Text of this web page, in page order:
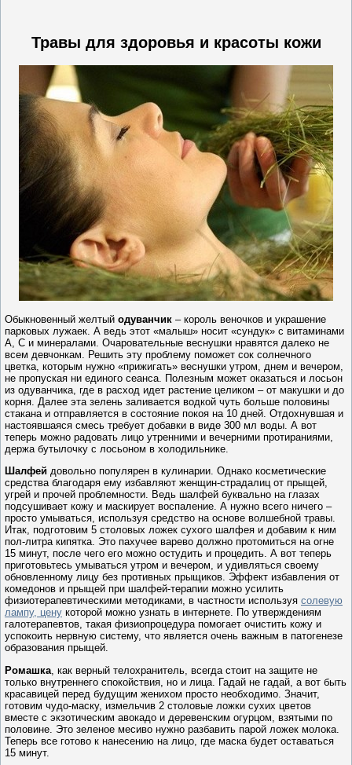
Травы для здоровья и красоты кожи
Обыкновенный желтый одуванчик – король веночков и украшение
парковых лужаек. А ведь этот «малыш» носит «сундук» с витаминами
А, С и минералами. Очаровательные веснушки нравятся далеко не
всем девчонкам. Решить эту проблему поможет сок солнечного
цветка, которым нужно «прижигать» веснушки утром, днем и вечером,
не пропуская ни единого сеанса. Полезным может оказаться и лосьон
из одуванчика, где в расход идет растение целиком – от макушки и до
корня. Далее эта зелень заливается водкой чуть больше половины
стакана и отправляется в состояние покоя на 10 дней. Отдохнувшая и
настоявшаяся смесь требует добавки в виде 300 мл воды. А вот
теперь можно радовать лицо утренними и вечерними протираниями,
держа бутылочку с лосьоном в холодильнике.
Шалфей довольно популярен в кулинарии. Однако косметические
средства благодаря ему избавляют женщин-страдалиц от прыщей,
угрей и прочей проблемности. Ведь шалфей буквально на глазах
подсушивает кожу и маскирует воспаление. А нужно всего ничего –
просто умываться, используя средство на основе волшебной травы.
Итак, подготовим 5 столовых ложек сухого шалфея и добавим к ним
пол-литра кипятка. Это пахучее варево должно протомиться на огне
15 минут, после чего его можно остудить и процедить. А вот теперь
приготовьтесь умываться утром и вечером, и удивляться своему
обновленному лицу без противных прыщиков. Эффект избавления от
комедонов и прыщей при шалфей-терапии можно усилить
физиотерапевтическими методиками, в частности используя солевую
лампу, цену которой можно узнать в интернете. По утверждениям
галотерапевтов, такая физиопроцедура помогает очистить кожу и
успокоить нервную систему, что является очень важным в патогенезе
образования прыщей.
Ромашка , как верный телохранитель, всегда стоит на защите не
только внутреннего спокойствия, но и лица. Гадай не гадай, а вот быть
красавицей перед будущим женихом просто необходимо. Значит,
готовим чудо-маску, измельчив 2 столовые ложки сухих цветов
вместе с экзотическим авокадо и деревенским огурцом, взятыми по
половине. Это зеленое месиво нужно разбавить парой ложек молока.
Теперь все готово к нанесению на лицо, где маска будет оставаться
15 минут.